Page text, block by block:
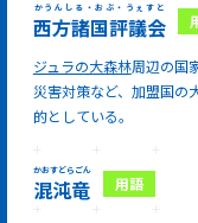
西方諸国評議会
かうんしる・おぶ・うぇすと
ジュラの大森林周辺の国
災害対策など、加盟国の
的としている。
混沌竜
かおすどらごん